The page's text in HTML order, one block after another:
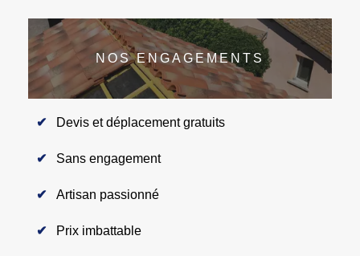
NOS ENGAGEMENTS
Devis et déplacement gratuits
Sans engagement
Artisan passionné
Prix imbattable